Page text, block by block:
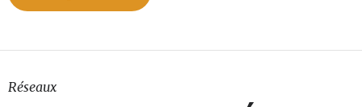
Réseaux